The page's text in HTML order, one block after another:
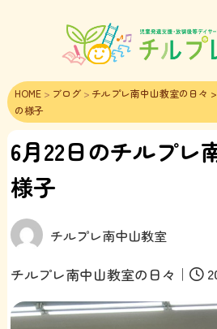
HOME> ブログ> チルプレ南中山教室の日々
の様子
6月22日のチルプレ
様子
チルプレ南中山教室
チルプレ南中山教室の日々 ｜